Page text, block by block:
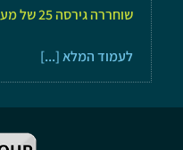
שוחררה גירסה 25 של מערכת Priority
לעמוד המלא [...]